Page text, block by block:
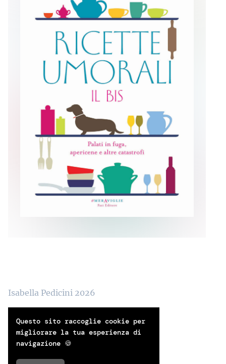
Isabella Pedicini 2026
Scrivimi
Facebook
Questo sito raccoglie cookie per
migliorare la tua esperienza di
navigazione 🍪